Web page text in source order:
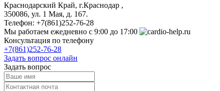
Краснодарский Край, г.Краснодар ,
350086, ул. 1 Мая, д. 167.
Телефон: +7(861)252-76-28
Мы работаем ежедневно с 9:00 до 17:00
Консультация по телефону
+7(861)252-76-28
Задать вопрос онлайн
Задать вопрос